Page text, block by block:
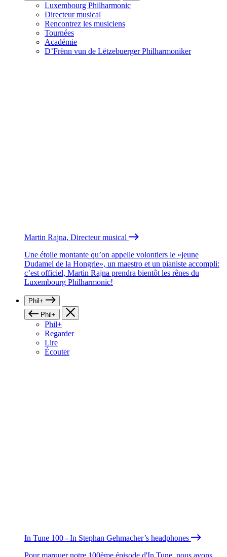
Luxembourg Philharmonic
Directeur musical
Rencontrez les musiciens
Tournées
Académie
D’Frënn vun de Lëtzebuerger Philharmoniker
Martin Rajna, Directeur musical
Une étoile montante qu’on appelle volontiers le «jeune
Dudamel de la Hongrie», un maestro et un pianiste accompli:
c’est officiel, Martin Rajna prendra bientôt les rênes du
Luxembourg Philharmonic!
Phil+
Phil+
Phil+
Regarder
Lire
Écouter
In Tune 100 - In Stephan Gehmacher’s headphones
Pour marquer notre 100ème épisode d'In Tune, nous avons